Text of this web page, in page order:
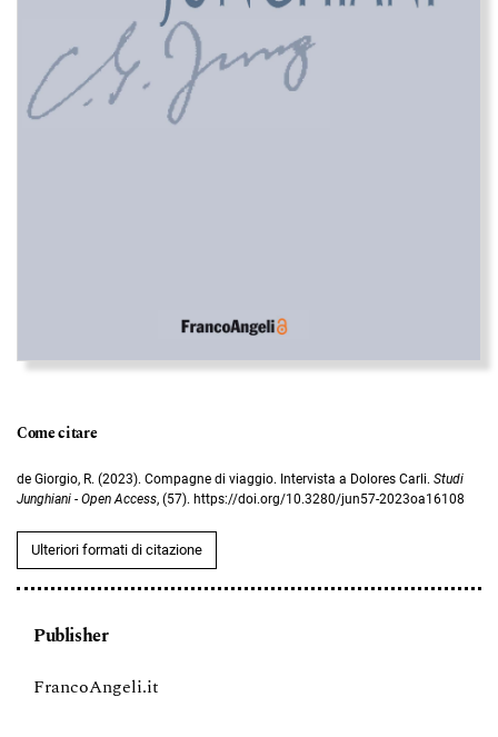
Come citare
de Giorgio, R. (2023). Compagne di viaggio. Intervista a Dolores Carli. Studi
Junghiani - Open Access, (57). https://doi.org/10.3280/jun57-2023oa16108
Ulteriori formati di citazione
Publisher
FrancoAngeli.it